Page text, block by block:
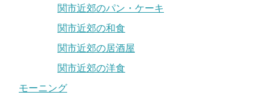
関市近郊のパン・ケーキ
関市近郊の和食
関市近郊の居酒屋
関市近郊の洋食
モーニング